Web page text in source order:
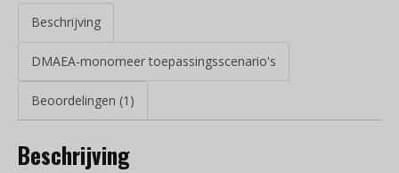
Beschrijving
DMAEA-monomeer toepassingsscenario's
Beoordelingen (1)
Beschrijving